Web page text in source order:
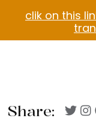
Share:
clik on this